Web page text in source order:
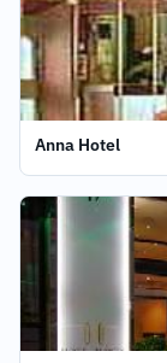
Anna Hotel